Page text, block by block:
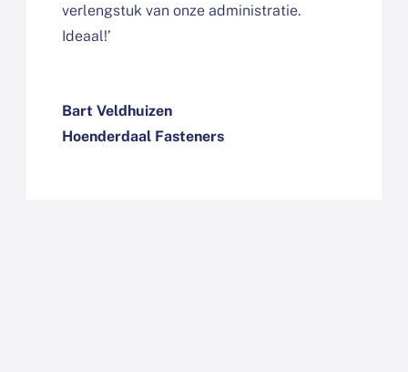
verlengstuk van onze administratie.
Ideaal!’
Bart Veldhuizen
Hoenderdaal Fasteners